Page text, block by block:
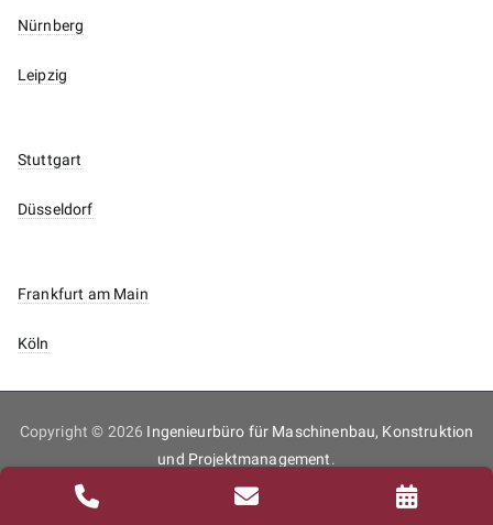
Nürnberg
Leipzig
Stuttgart
Düsseldorf
Frankfurt am Main
Köln
Copyright © 2026 Ingenieurbüro für Maschinenbau, Konstruktion
und Projektmanagement.
Inhaltsverzeichnis
Impressum Kontakt